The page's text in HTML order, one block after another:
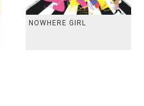
NOWHERE GIRL